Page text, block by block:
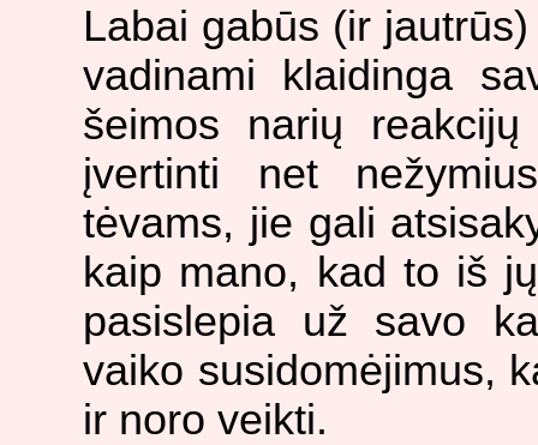
Labai gabūs (ir
vadinami klaidinga
šeimos narių
įvertinti net
tėvams, jie gali
kaip mano, kad to iš
pasislepia už savo
vaiko susidomėjimus,
ir noro veikti.